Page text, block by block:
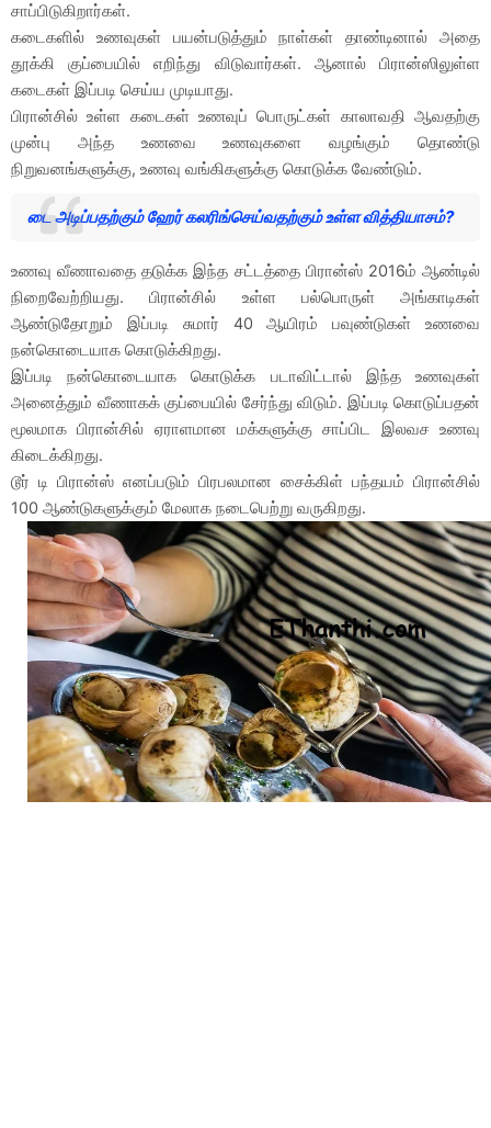
சாப்பிடுகிறார்கள்.
கடைகளில் உணவுகள் பயன்படுத்தும் நாள்கள் தாண்டினால் அதை
தூக்கி குப்பையில் எறிந்து விடுவார்கள். ஆனால் பிரான்ஸிலுள்ள
கடைகள் இப்படி செய்ய முடியாது.
பிரான்சில் உள்ள கடைகள் உணவுப் பொருட்கள் காலாவதி ஆவதற்கு
முன்பு அந்த உணவை உணவுகளை வழங்கும் தொண்டு
நிறுவனங்களுக்கு, உணவு வங்கிகளுக்கு கொடுக்க வேண்டும்.
டை அடிப்பதற்கும் ஹேர் கலரிங்செய்வதற்கும் உள்ள வித்தியாசம்?
உணவு வீணாவதை தடுக்க இந்த சட்டத்தை பிரான்ஸ் 2016ம் ஆண்டில்
நிறைவேற்றியது. பிரான்சில் உள்ள பல்பொருள் அங்காடிகள்
ஆண்டுதோறும் இப்படி சுமார் 40 ஆயிரம் பவுண்டுகள் உணவை
நன்கொடையாக கொடுக்கிறது.
இப்படி நன்கொடையாக கொடுக்க படாவிட்டால் இந்த உணவுகள்
அனைத்தும் வீணாகக் குப்பையில் சேர்ந்து விடும். இப்படி கொடுப்பதன்
மூலமாக பிரான்சில் ஏராளமான மக்களுக்கு சாப்பிட இலவச உணவு
கிடைக்கிறது.
டூர் டி பிரான்ஸ் எனப்படும் பிரபலமான சைக்கிள் பந்தயம் பிரான்சில்
100 ஆண்டுகளுக்கும் மேலாக நடைபெற்று வருகிறது.